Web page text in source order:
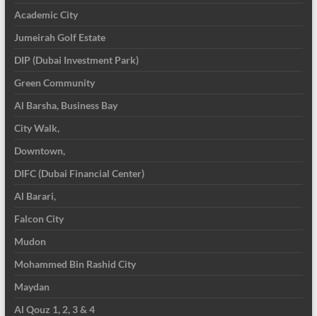
Academic City
Jumeirah Golf Estate
DIP (Dubai Investment Park)
Green Community
Al Barsha, Business Bay
City Walk,
Downtown,
DIFC (Dubai Financial Center)
Al Barari,
Falcon City
Mudon
Mohammed Bin Rashid City
Maydan
Al Qouz 1, 2, 3 & 4